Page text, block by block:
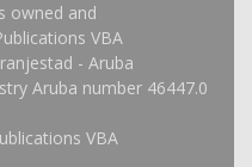
owned and
VBA
- Aruba
Aruba number 46447.0
VBA